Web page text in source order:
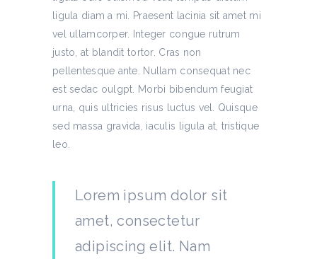
ligula diam a mi. Praesent lacinia sit amet mi
vel ullamcorper. Integer congue rutrum
justo, at blandit tortor. Cras non
pellentesque ante. Nullam consequat nec
est sedac oulgpt. Morbi bibendum feugiat
urna, quis ultricies risus luctus vel. Quisque
sed massa gravida, iaculis ligula at, tristique
leo.
Lorem ipsum dolor sit
amet, consectetur
adipiscing elit. Nam